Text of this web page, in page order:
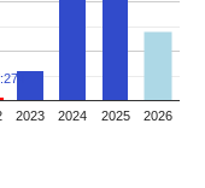
2023 2024 2025 2026